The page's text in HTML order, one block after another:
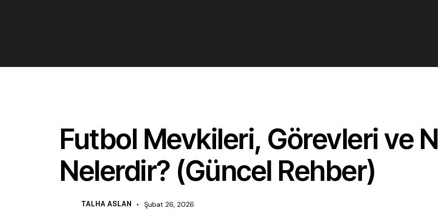
Futbol Mevkileri, Görevleri ve
Nelerdir? (Güncel Rehber)
TALHA ASLAN Şubat 26, 2026